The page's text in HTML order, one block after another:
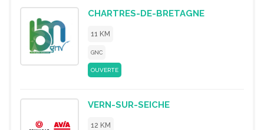
CHARTRES-DE-BRETAGNE
11 KM
GNC
OUVERTE
VERN-SUR-SEICHE
12 KM